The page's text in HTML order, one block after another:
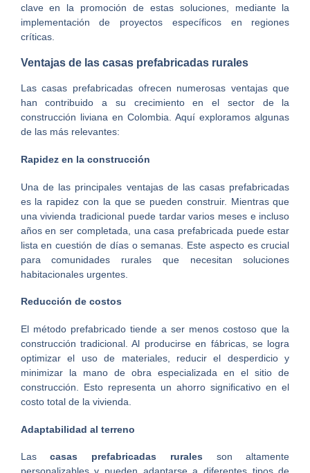
clave en la promoción de estas soluciones, mediante la
implementación de proyectos específicos en regiones
críticas.
Ventajas de las casas prefabricadas rurales
Las casas prefabricadas ofrecen numerosas ventajas que
han contribuido a su crecimiento en el sector de la
construcción liviana en Colombia. Aquí exploramos algunas
de las más relevantes:
Rapidez en la construcción
Una de las principales ventajas de las casas prefabricadas
es la rapidez con la que se pueden construir. Mientras que
una vivienda tradicional puede tardar varios meses e incluso
años en ser completada, una casa prefabricada puede estar
lista en cuestión de días o semanas. Este aspecto es crucial
para comunidades rurales que necesitan soluciones
habitacionales urgentes.
Reducción de costos
El método prefabricado tiende a ser menos costoso que la
construcción tradicional. Al producirse en fábricas, se logra
optimizar el uso de materiales, reducir el desperdicio y
minimizar la mano de obra especializada en el sitio de
construcción. Esto representa un ahorro significativo en el
costo total de la vivienda.
Adaptabilidad al terreno
Lascasas prefabricadas rurales son altamente